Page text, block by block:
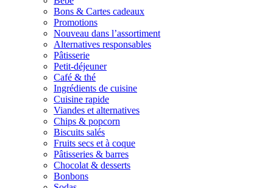
Bons & Cartes cadeaux
Promotions
Nouveau dans l’assortiment
Alternatives responsables
Pâtisserie
Petit-déjeuner
Café & thé
Ingrédients de cuisine
Cuisine rapide
Viandes et alternatives
Chips & popcorn
Biscuits salés
Fruits secs et à coque
Pâtisseries & barres
Chocolat & desserts
Bonbons